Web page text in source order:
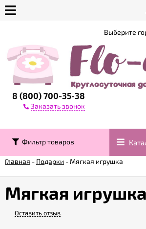
магазине
Доставка
Контакты
Гарантии
8 (800) 700-35-38
Заказать звонок
Выберите
Фильтр товаров
Главная - Подарки - Мягкая игрушка
Мягкая игрушка
Оставить отзыв